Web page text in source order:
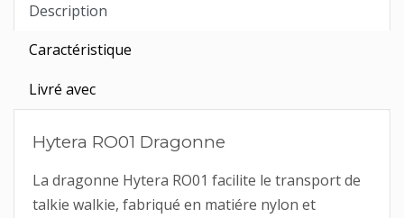
Description
Caractéristique
Livré avec
Hytera RO01 Dragonne
La dragonne Hytera RO01 facilite le transport de
talkie walkie, fabriqué en matiére nylon et